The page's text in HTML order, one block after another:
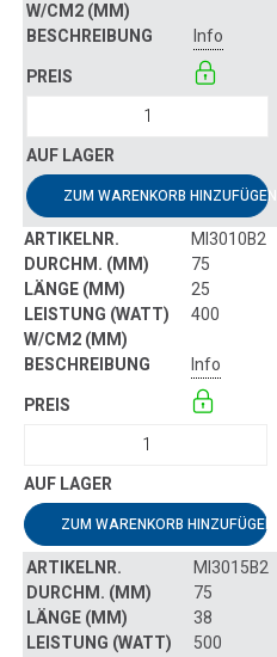
Info
ZUM WARENKORB HINZUFÜGEN
MI3010B2
75
25
400
Info
ZUM WARENKORB HINZUFÜGEN
MI3015B2
75
38
500